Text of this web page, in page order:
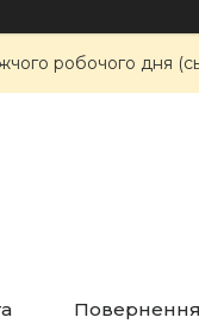
робочого дня
Повернення